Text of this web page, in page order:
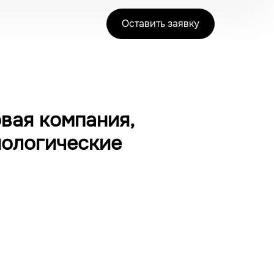
Оставить заявку
компания,